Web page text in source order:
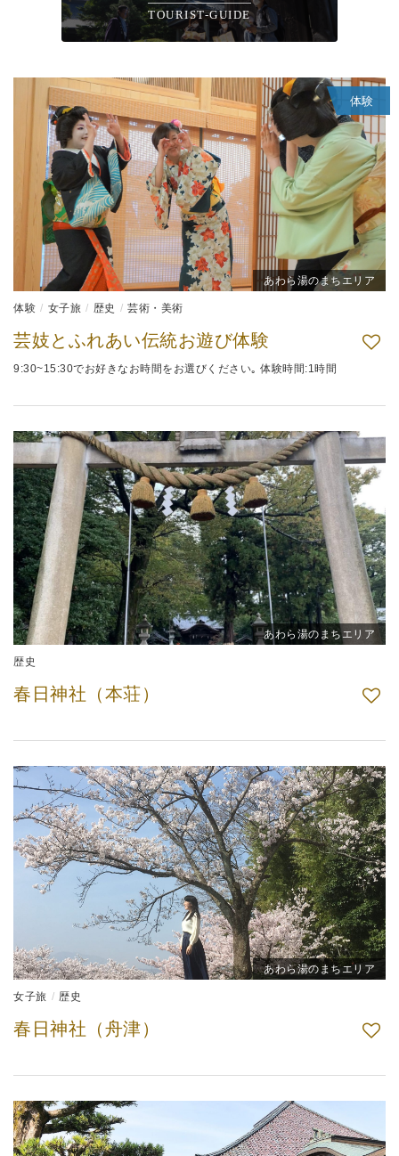
TOURIST-GUIDE
体験
あわら湯のまちエリア
体験 女子旅 歴史 芸術・美術
芸妓とふれあい伝統お遊び体験
9:30~15:30でお好きなお時間をお選びください｡ 体験時間:1時間
あわら湯のまちエリア
歴史
春日神社（本荘）
あわら湯のまちエリア
女子旅 歴史
春日神社（舟津）